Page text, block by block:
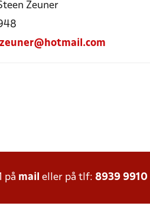
Zeuner
på mail eller på tlf: 8939 9910